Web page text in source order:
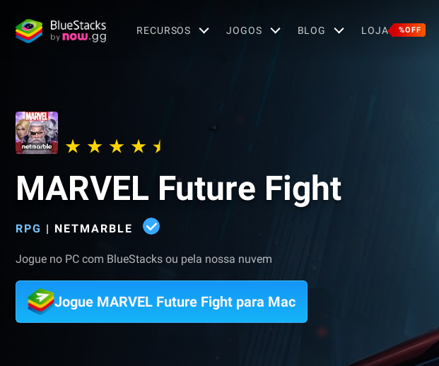
RECURSOS JOGOS BLOG LOJA %OFF
MARVEL Future Fight
RPG | NETMARBLE
Jogue no PC com BlueStacks ou pela nossa nuvem
Jogue MARVEL Future Fight para Mac